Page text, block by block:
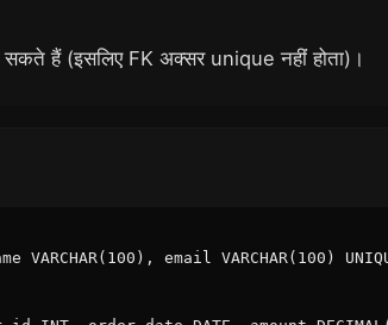
हैं (इसलिए FK अक्सर unique नहीं होता)।
VARCHAR(100), email VARCHAR(100)